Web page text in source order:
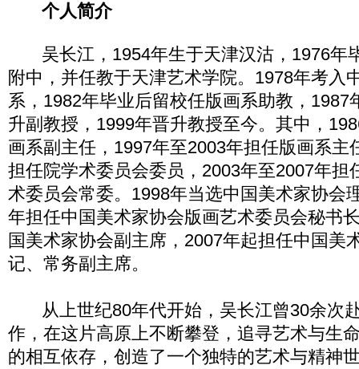
个人简介
吴长江，1954年生于天津汉沽，1976年
附中，并任教于天津艺术学院。1978年考入
系，1982年毕业后留校任版画系助教，1987
升副教授，1999年晋升教授至今。其中，
画系副主任，1997年至2003年担任版画系主
担任院学术委员会委员，2003年至2007年担
术委员会常委。1998年当选中国美术家协会
年担任中国美术家协会版画艺术委员会秘书
国美术家协会副主席，2007年起担任中国美
记、常务副主席。
从上世纪80年代开始，吴长江曾30余次
作，在这片高原上不断攀登，追寻艺术与生
的相互依存，创造了一个独特的艺术与精神